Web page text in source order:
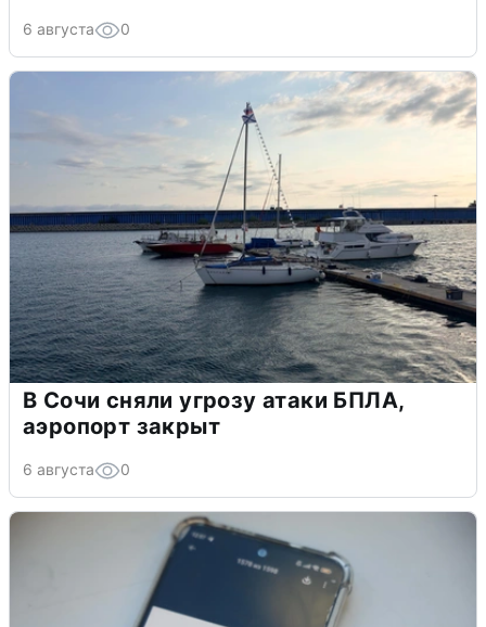
6 августа 0
В Сочи сняли угрозу атаки БПЛА,
аэропорт закрыт
6 августа 0